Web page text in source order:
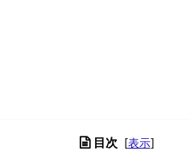
目次 [表示]